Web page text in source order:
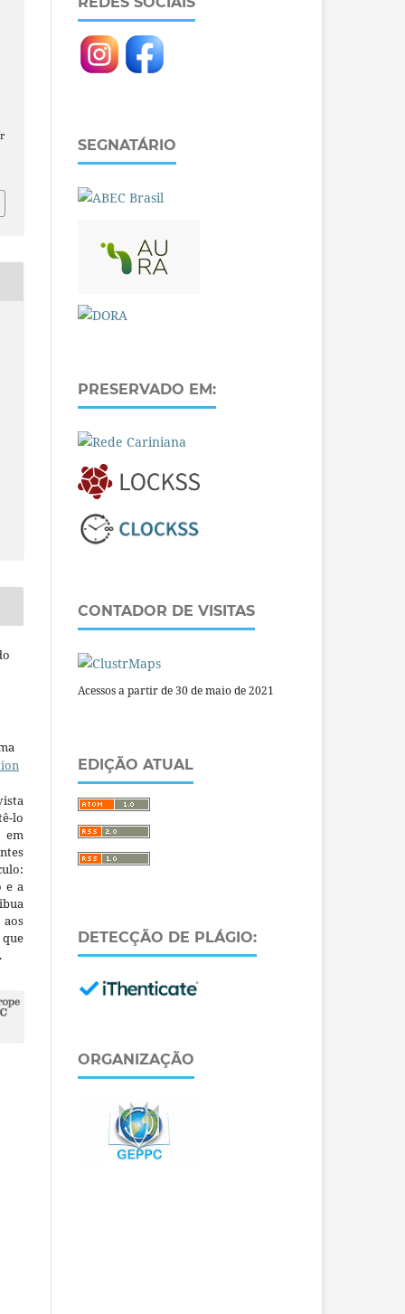
lo
em
e a
SEGNATÁRIO
PRESERVADO EM:
CONTADOR DE VISITAS
Acessos a partir de 30 de maio de 2021
EDIÇÃO ATUAL
DETECÇÃO DE PLÁGIO:
ORGANIZAÇÃO